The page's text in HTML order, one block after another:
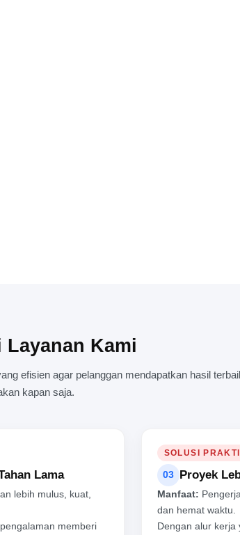
Kami
efisien agar pelanggan mendapatkan hasil
kapan saja.
Lama
lebih mulus, kuat,
memberi
SOLUSI
03 Proyek
Manfaat:
dan hemat waktu.
Dengan alur kerja